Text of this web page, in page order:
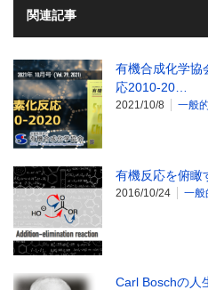
関連記事
有機合成化学協
応2010-20…
2021/10/8 一般
有機反応を俯
2016/10/24 一般
Carl Boschの人